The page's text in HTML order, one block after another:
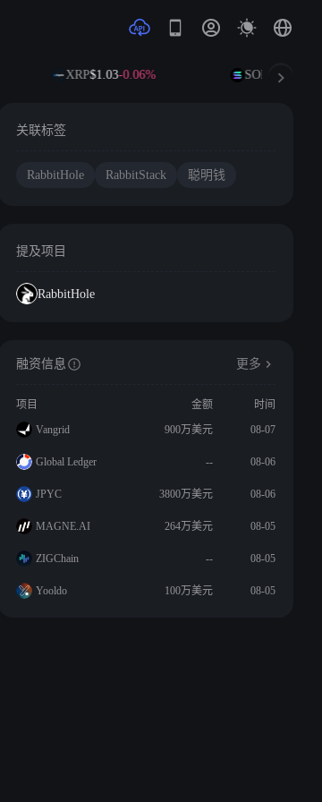
XRP$1.03-0.06% SOL $76.37
关联标签
RabbitHole RabbitStack 聪明钱
提及项目
RabbitHole
融资信息 更多
项目 金额
时间
Vangrid
900万美元 08-07
Global Ledger -- 08-06
JPYC 3800万美元 08-06
MAGNE.AI 264万美元 08-05
ZIGChain -- 08-05
Yooldo 100万美元 08-05